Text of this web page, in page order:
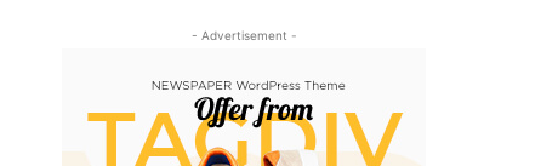
- Advertisement -